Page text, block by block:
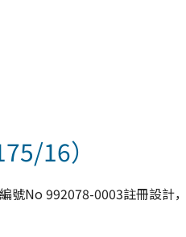
16）
號No 992078-0003註冊設計